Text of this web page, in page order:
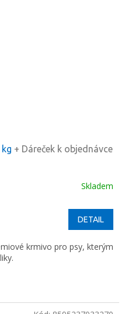
+ Dáreček k objednávce
Skladem
DETAIL
krmivo pro psy, kterým